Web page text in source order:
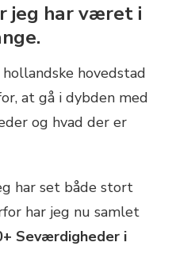
jeg har været i
hovedstad
at gå i dybden med
og hvad der er
har set både stort
har jeg nu samlet
Seværdigheder i